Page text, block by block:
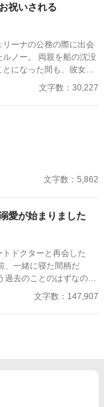
祝いされる
ーナの公務の際に出会
ノー。 両親を船の沈没
になった間も、彼女を
り越え、ルノーはアンジ
王配ではなく、自らも
喜ばせようと、画策す
文字数：30,227
文字数：5,862
愛が始まりました
トドクターと再会した
文字数：147,907